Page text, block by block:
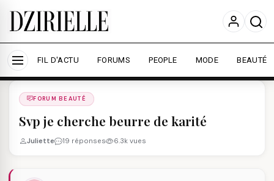
Nous utilisons des cookies pour améliorer votre
expérience et mesurer l'audience.
En savoir plus
Accepter tout Personnaliser
FIL D'ACTU FORUMS PEOPLE MODE BEAUTÉ
Forums
FORUM BEAUTÉ
Svp je cherche beurre de karité
Juliette 19 réponses 6.3k vues